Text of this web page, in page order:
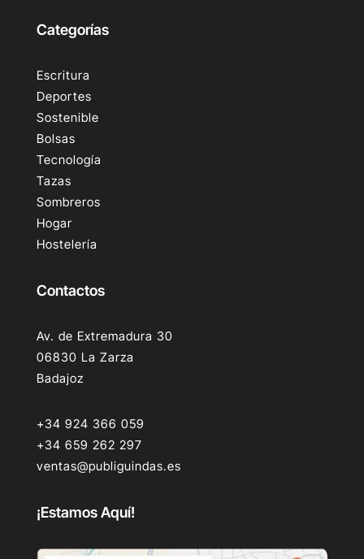
Categorías
Escritura
Deportes
Sostenible
Bolsas
Tecnología
Tazas
Sombreros
Hogar
Hostelería
Contactos
Av. de Extremadura 30
06830 La Zarza
Badajoz
+34 924 366 059
+34 659 262 297
ventas@publiguindas.es
¡Estamos Aquí!